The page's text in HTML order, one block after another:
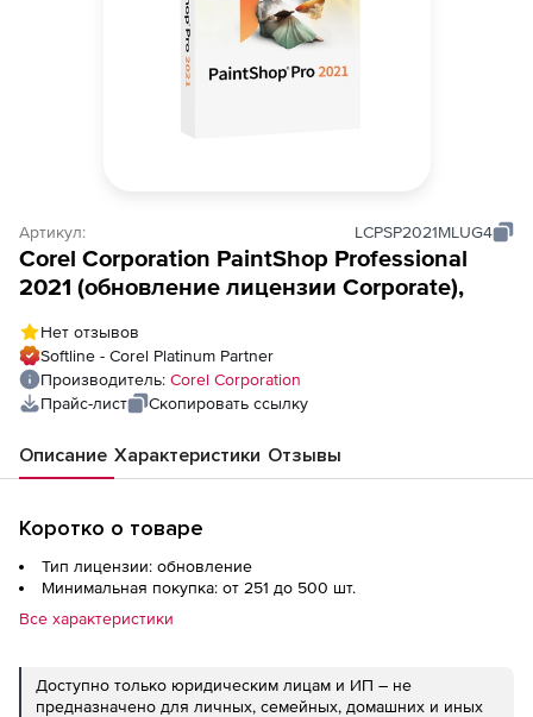
Артикул: LCPSP2021MLUG4
Corel Corporation PaintShop Professional
2021 (обновление лицензии Corporate),
Нет отзывов
Softline - Corel Platinum Partner
Производитель: Corel Corporation
Прайс-лист
Скопировать ссылку
Описание Характеристики Отзывы
Коротко о товаре
Тип лицензии: обновление
Минимальная покупка: от 251 до 500 шт.
Все характеристики
Доступно только юридическим лицам и ИП – не
предназначено для личных, семейных, домашних и иных